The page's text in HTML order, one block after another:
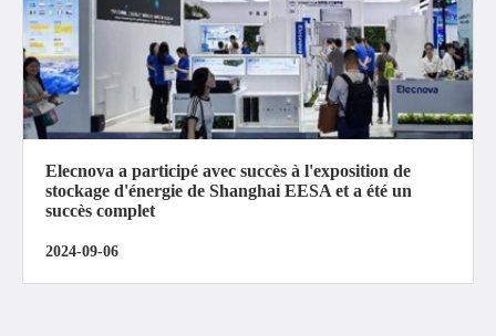
Elecnova a participé avec succès à l'exposition de
stockage d'énergie de Shanghai EESA et a été un
succès complet
2024-09-06